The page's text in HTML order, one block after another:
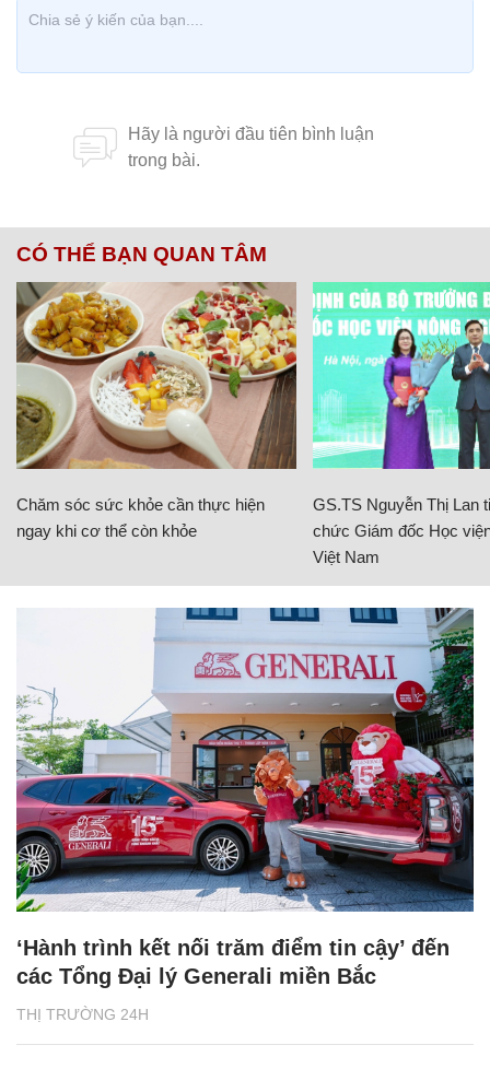
CÓ THỂ BẠN QUAN TÂM
Chăm sóc sức khỏe cần thực hiện
ngay khi cơ thể còn khỏe
GS.TS Nguyễn Thị Lan
chức Giám đốc Học
Việt Nam
THỊ TRƯỜNG 24H
‘Hành trình kết nối trăm điểm tin cậy’ đến
các Tổng Đại lý Generali miền Bắc